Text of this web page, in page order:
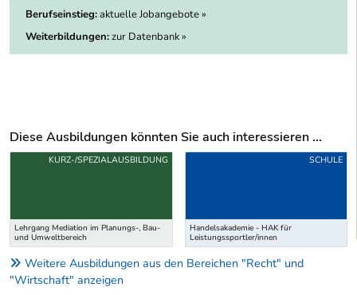
Berufseinstieg:aktuelle Jobangebote »
Weiterbildungen:zur Datenbank »
Diese Ausbildungen könnten Sie auch interessieren ...
Uber weitere Ausbildungsvorschläge
Lehrgang Mediation im Planungs-, Bau-
und Umweltbereich
KURZ-/SPEZIALAUSBILDUNG
Handelsakademie - HAK für
Leistungssportler/innen
SCHULE
Weitere Ausbildungen aus den Bereichen "Recht" und
"Wirtschaft" anzeigen